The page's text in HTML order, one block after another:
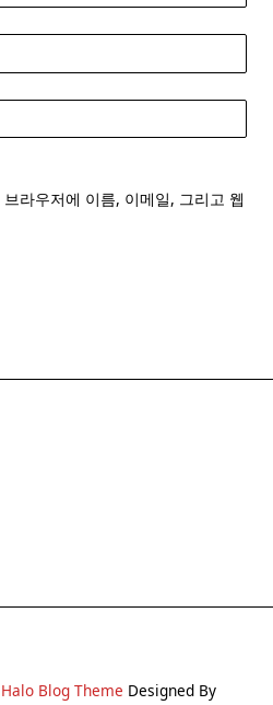
라우저에 이름, 이메일, 그리고 웹
Blog Theme Designed By